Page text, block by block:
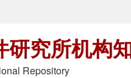
研究所机构
Repository